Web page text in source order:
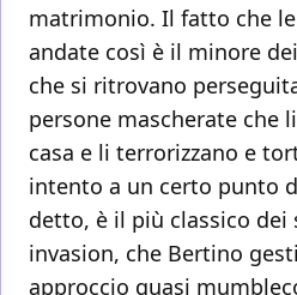
matrimonio. Il fatto che
andate così è il minore
che si ritrovano
persone mascherate che
casa e li terrorizzano e
intento a un certo punto
detto, è il più classico dei
invasion, che Bertino
approccio quasi